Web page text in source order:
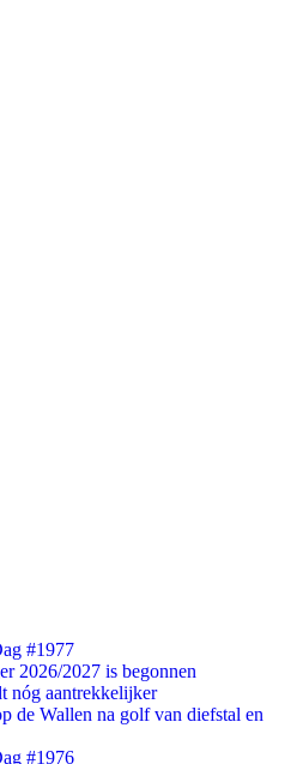
#1977
2026/2027 is begonnen
nóg aantrekkelijker
de Wallen na golf van diefstal en
#1976